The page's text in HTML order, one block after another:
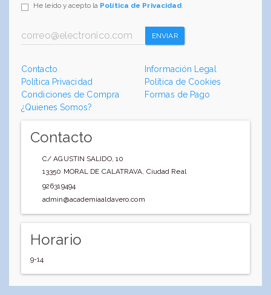
He leído y acepto la Política de Privacidad.
ENVIAR
Contacto
Información Legal
Política Privacidad
Política de Cookies
Condiciones de Compra
Formas de Pago
¿Quienes Somos?
Contacto
C/ AGUSTIN SALIDO, 10
13350 MORAL DE CALATRAVA, Ciudad Real
926319494
admin@academiaaldavero.com
Horario
9-14